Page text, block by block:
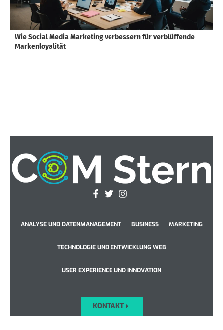
Wie Social Media Marketing verbessern für verblüffende
Markenloyalität
ANALYSE UND DATENMANAGEMENT BUSINESS MARKETING
TECHNOLOGIE UND ENTWICKLUNG WEB
USER EXPERIENCE UND INNOVATION
KONTAKT